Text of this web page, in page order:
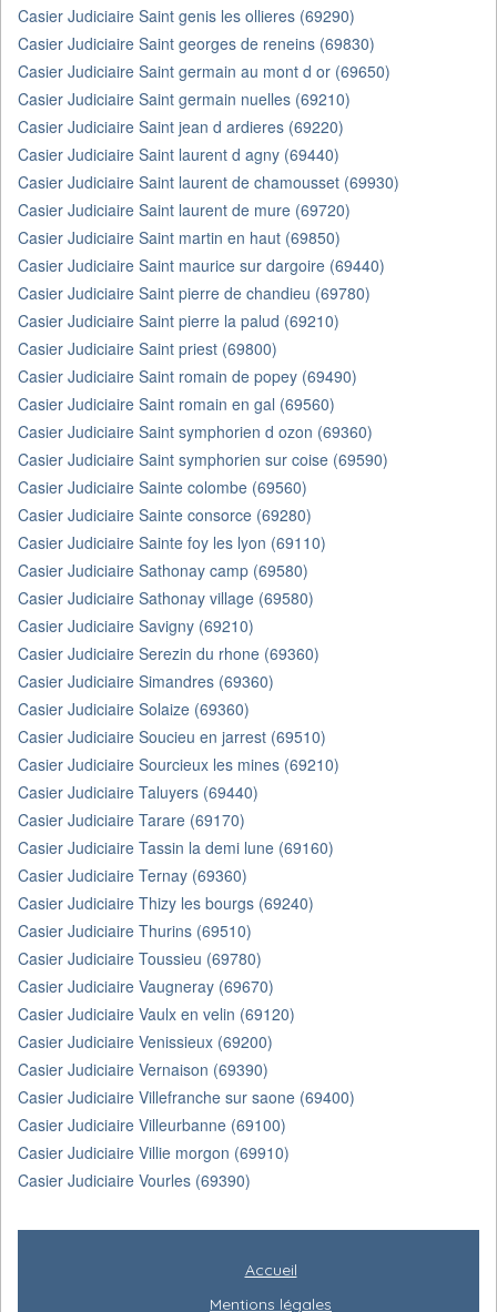
Casier Judiciaire Saint genis les ollieres (69290)
Casier Judiciaire Saint georges de reneins (69830)
Casier Judiciaire Saint germain au mont d or (69650)
Casier Judiciaire Saint germain nuelles (69210)
Casier Judiciaire Saint jean d ardieres (69220)
Casier Judiciaire Saint laurent d agny (69440)
Casier Judiciaire Saint laurent de chamousset (69930)
Casier Judiciaire Saint laurent de mure (69720)
Casier Judiciaire Saint martin en haut (69850)
Casier Judiciaire Saint maurice sur dargoire (69440)
Casier Judiciaire Saint pierre de chandieu (69780)
Casier Judiciaire Saint pierre la palud (69210)
Casier Judiciaire Saint priest (69800)
Casier Judiciaire Saint romain de popey (69490)
Casier Judiciaire Saint romain en gal (69560)
Casier Judiciaire Saint symphorien d ozon (69360)
Casier Judiciaire Saint symphorien sur coise (69590)
Casier Judiciaire Sainte colombe (69560)
Casier Judiciaire Sainte consorce (69280)
Casier Judiciaire Sainte foy les lyon (69110)
Casier Judiciaire Sathonay camp (69580)
Casier Judiciaire Sathonay village (69580)
Casier Judiciaire Savigny (69210)
Casier Judiciaire Serezin du rhone (69360)
Casier Judiciaire Simandres (69360)
Casier Judiciaire Solaize (69360)
Casier Judiciaire Soucieu en jarrest (69510)
Casier Judiciaire Sourcieux les mines (69210)
Casier Judiciaire Taluyers (69440)
Casier Judiciaire Tarare (69170)
Casier Judiciaire Tassin la demi lune (69160)
Casier Judiciaire Ternay (69360)
Casier Judiciaire Thizy les bourgs (69240)
Casier Judiciaire Thurins (69510)
Casier Judiciaire Toussieu (69780)
Casier Judiciaire Vaugneray (69670)
Casier Judiciaire Vaulx en velin (69120)
Casier Judiciaire Venissieux (69200)
Casier Judiciaire Vernaison (69390)
Casier Judiciaire Villefranche sur saone (69400)
Casier Judiciaire Villeurbanne (69100)
Casier Judiciaire Villie morgon (69910)
Casier Judiciaire Vourles (69390)
Accueil
Mentions légales